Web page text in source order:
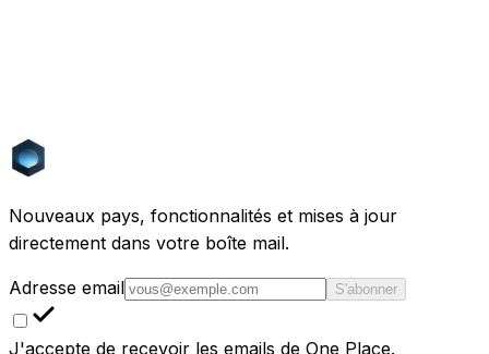
Quelles sont les meilleures alternatives à Holofy en Europe ?
Nouveaux pays, fonctionnalités et mises à jour
directement dans votre boîte mail.
Adresse email S'abonner
J'accepte de recevoir les emails de One Place.